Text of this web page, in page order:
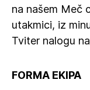
na našem Meč
utakmici, iz
Tviter nalogu
FORMA EKIPA